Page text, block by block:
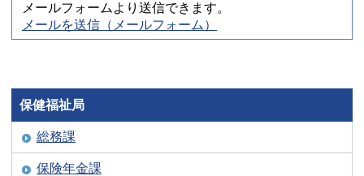
メールフォームより送信できます。
メールを送信（メールフォーム）
保健福祉局
総務課
保険年金課